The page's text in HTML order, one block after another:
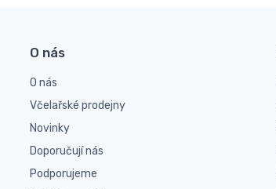
O nás
O nás
Včelařské prodejny
Novinky
Doporučují nás
Podporujeme